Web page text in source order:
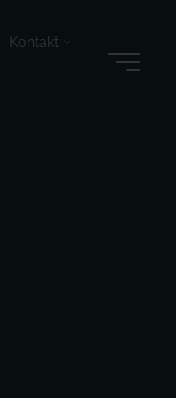
KontaktSeine Funktionalität ist